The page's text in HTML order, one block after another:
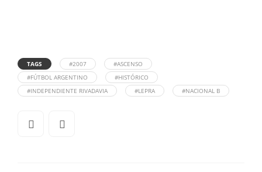
TAGS #2007
#ASCENSO
#FÚTBOL ARGENTINO
#HISTÓRICO
#INDEPENDIENTE RIVADAVIA
#LEPRA #NACIONAL B